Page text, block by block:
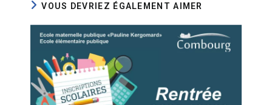
VOUS DEVRIEZ ÉGALEMENT AIMER